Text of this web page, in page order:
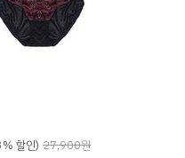
할인) 27,900원